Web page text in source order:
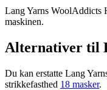
Lang Yarns WoolAddicts
maskinen.
Alternativer til
Du kan erstatte Lang
strikkefasthed 18 masker.